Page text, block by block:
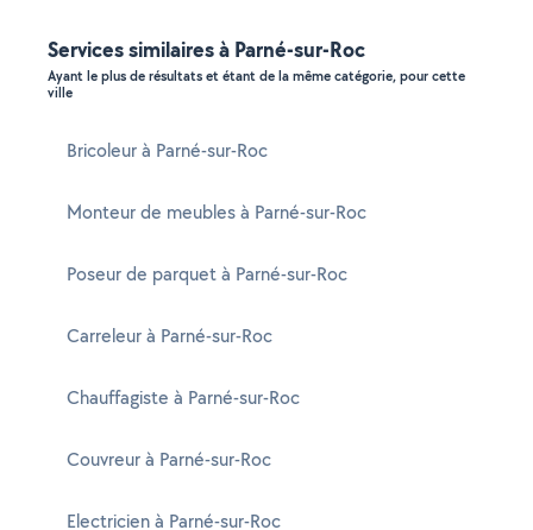
Services similaires à Parné-sur-Roc
Ayant le plus de résultats et étant de la même catégorie, pour cette
ville
Bricoleur à Parné-sur-Roc
Monteur de meubles à Parné-sur-Roc
Poseur de parquet à Parné-sur-Roc
Carreleur à Parné-sur-Roc
Chauffagiste à Parné-sur-Roc
Couvreur à Parné-sur-Roc
Electricien à Parné-sur-Roc